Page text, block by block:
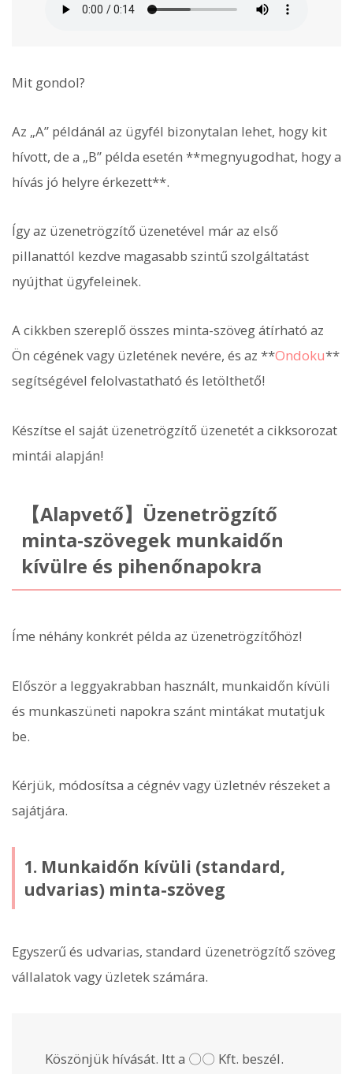
Mit gondol?
Az „A” példánál az ügyfél bizonytalan lehet, hogy kit
hívott, de a „B” példa esetén **megnyugodhat, hogy a
hívás jó helyre érkezett**.
Így az üzenetrögzítő üzenetével már az első
pillanattól kezdve magasabb szintű szolgáltatást
nyújthat ügyfeleinek.
A cikkben szereplő összes minta-szöveg átírható az
Ön cégének vagy üzletének nevére, és az **Ondoku**
segítségével felolvastatható és letölthető!
Készítse el saját üzenetrögzítő üzenetét a cikksorozat
mintái alapján!
【Alapvető】Üzenetrögzítő
minta-szövegek munkaidőn
kívülre és pihenőnapokra
Íme néhány konkrét példa az üzenetrögzítőhöz!
Először a leggyakrabban használt, munkaidőn kívüli
és munkaszüneti napokra szánt mintákat mutatjuk
be.
Kérjük, módosítsa a cégnév vagy üzletnév részeket a
sajátjára.
1. Munkaidőn kívüli (standard,
udvarias) minta-szöveg
Egyszerű és udvarias, standard üzenetrögzítő szöveg
vállalatok vagy üzletek számára.
Köszönjük hívását. Itt a 〇〇 Kft. beszél.